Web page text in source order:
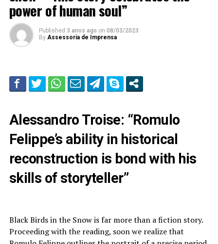
power of human soul”
Published 3 anos ago on 08/03/2023
By Assessoria de Imprensa
Alessandro Troise: “Romulo
Felippe’s ability in historical
reconstruction is bond with his
skills of storyteller”
Black Birds in the Snow is far more than a fiction story.
Proceeding with the reading, soon we realize that